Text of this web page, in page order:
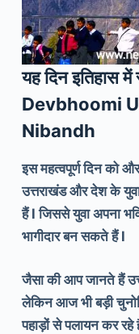
यह दिन इतिहास में
Devbhoomi
Nibandh
इस महत्वपूर्ण दिन को
उत्तराखंड और देश के
हैं l जिससे युवा अपना
भागीदार बन सकते हैं l
जैसा की आप जानते हैं
लेकिन आज भी बड़ी
पहाड़ों से पलायन कर रहे